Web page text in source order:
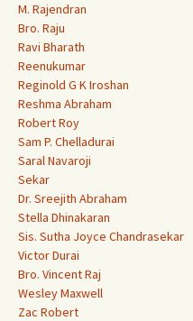
M. Rajendran
Bro. Raju
Ravi Bharath
Reenukumar
Reginold G K Iroshan
Reshma Abraham
Robert Roy
Sam P. Chelladurai
Saral Navaroji
Sekar
Dr. Sreejith Abraham
Stella Dhinakaran
Sis. Sutha Joyce Chandrasekar
Victor Durai
Bro. Vincent Raj
Wesley Maxwell
Zac Robert